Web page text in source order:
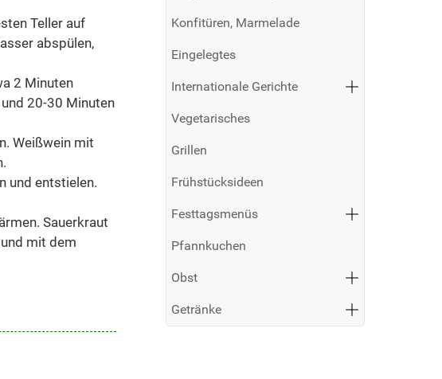
Teller auf
abspülen,
2 Minuten
20-30 Minuten
Weißwein mit
und entstielen.
Sauerkraut
mit dem
Konfitüren, Marmelade
Eingelegtes
Internationale Gerichte
Vegetarisches
Grillen
Frühstücksideen
Festtagsmenüs
Pfannkuchen
Obst
Getränke